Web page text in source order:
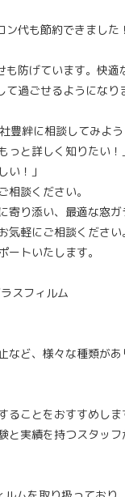
代も節約できました
防げています。快適
過ごせるようになり
豊絆に相談してみよう
っと詳しく知りたい！
い！」
談ください。
り添い、最適な窓ガ
軽にご相談ください。
トいたします。
スフィルム
など、様々な種類が
ることをおすすめし
と実績を持つスタッ